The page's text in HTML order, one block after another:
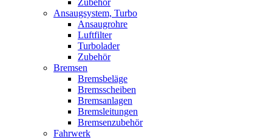
Zubehör
Ansaugsystem, Turbo
Ansaugrohre
Luftfilter
Turbolader
Zubehör
Bremsen
Bremsbeläge
Bremsscheiben
Bremsanlagen
Bremsleitungen
Bremsenzubehör
Fahrwerk